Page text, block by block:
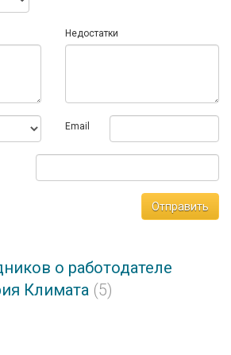
Недостатки
Email
Отправить
о работодателе
Климата (5)